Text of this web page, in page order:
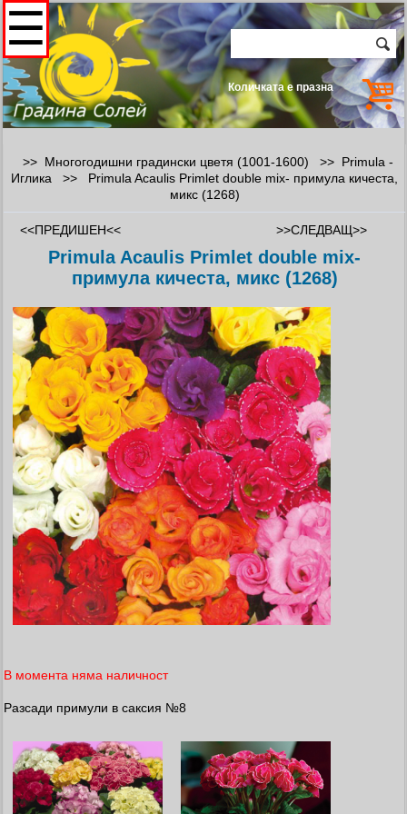
Количката е празна
☰
>> Многогодишни градински цветя (1001-1600) >> Primula -
Иглика >> Primula Acaulis Primlet double mix- примула кичеста,
микс (1268)
<<ПРЕДИШЕН<< >>СЛЕДВАЩ>>
Primula Acaulis Primlet double mix-
примула кичеста, микс (1268)
В момента няма наличност
Разсади примули в саксия №8